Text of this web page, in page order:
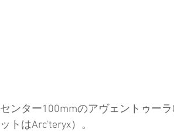
センター100mmのアヴェントゥー
ットはArc'teryx）。